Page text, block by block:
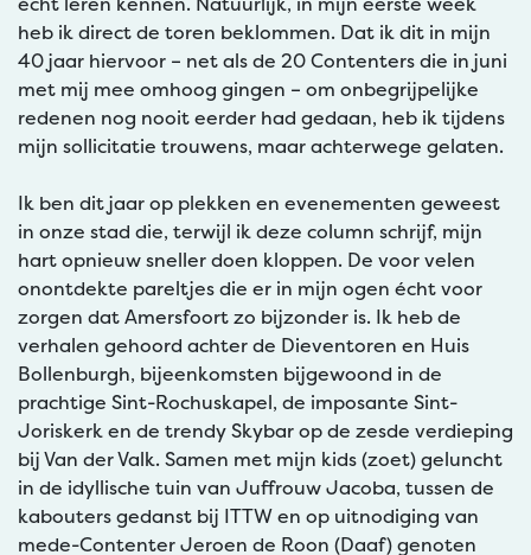
heb ik direct de toren beklommen. Dat ik dit in mijn
40 jaar hiervoor – net als de 20 Contenters die in juni
met mij mee omhoog gingen – om onbegrijpelijke
redenen nog nooit eerder had gedaan, heb ik tijdens
mijn sollicitatie trouwens, maar achterwege gelaten.
Ik ben dit jaar op plekken en evenementen geweest
in onze stad die, terwijl ik deze column schrijf, mijn
hart opnieuw sneller doen kloppen. De voor velen
onontdekte pareltjes die er in mijn ogen écht voor
zorgen dat Amersfoort zo bijzonder is. Ik heb de
verhalen gehoord achter de Dieventoren en Huis
Bollenburgh, bijeenkomsten bijgewoond in de
prachtige Sint-Rochuskapel, de imposante Sint-
Joriskerk en de trendy Skybar op de zesde verdieping
bij Van der Valk. Samen met mijn kids (zoet) geluncht
in de idyllische tuin van Juffrouw Jacoba, tussen de
kabouters gedanst bij ITTW en op uitnodiging van
mede-Contenter Jeroen de Roon (Daaf) genoten